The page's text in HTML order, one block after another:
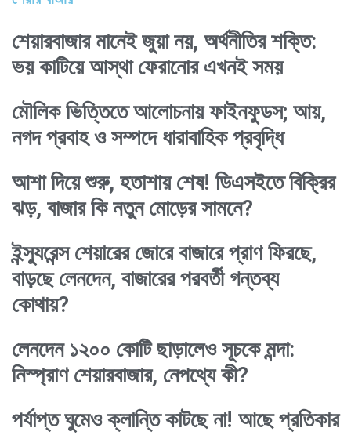
শেয়ারবাজার মানেই জুয়া নয়, অর্থনীতির শক্তি:
ভয় কাটিয়ে আস্থা ফেরানোর এখনই সময়
মৌলিক ভিত্তিতে আলোচনায় ফাইনফুডস; আয়,
নগদ প্রবাহ ও সম্পদে ধারাবাহিক প্রবৃদ্ধি
আশা দিয়ে শুরু, হতাশায় শেষ! ডিএসইতে বিক্রির
ঝড়, বাজার কি নতুন মোড়ের সামনে?
ইন্স্যুরেন্স শেয়ারের জোরে বাজারে প্রাণ ফিরছে,
বাড়ছে লেনদেন, বাজারের পরবর্তী গন্তব্য
কোথায়?
লেনদেন ১২০০ কোটি ছাড়ালেও সূচকে মন্দা:
নিস্প্রাণ শেয়ারবাজার, নেপথ্যে কী?
পর্যাপ্ত ঘুমেও ক্লান্তি কাটছে না! আছে প্রতিকার